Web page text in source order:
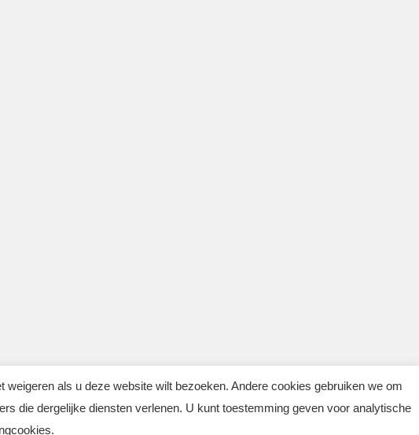
als u deze website wilt bezoeken. Andere cookies gebruiken we om
die dergelijke diensten verlenen. U kunt toestemming geven voor analytische